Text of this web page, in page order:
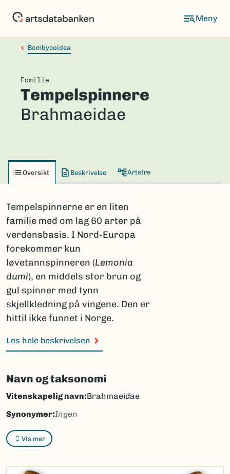
Bombycoidea
Familie
Tempelspinnere
Brahmaeidae
Oversikt Beskrivelse Artstre
Tempelspinnerne er en liten
familie med om lag 60 arter på
verdensbasis. I Nord-Europa
forekommer kun
løvetannspinneren (Lemonia
dumi), en middels stor brun og
gul spinner med tynn
skjellkledning på vingene. Den er
hittil ikke funnet i Norge.
Les hele beskrivelsen
Navn og taksonomi
Vis mer
Vitenskapelig navn:Brahmaeidae
Synonymer:Ingen
Bokmål:tempelspinnere
Nynorsk:Ingen
Nordsamisk/Davvisámegiella:Ingen